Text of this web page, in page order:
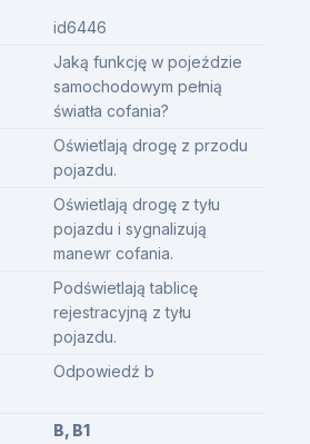
id6446
Jaką funkcję w pojeździe
samochodowym pełnią
światła cofania?
Oświetlają drogę z przodu
pojazdu.
Oświetlają drogę z tyłu
pojazdu i sygnalizują
manewr cofania.
Podświetlają tablicę
rejestracyjną z tyłu
pojazdu.
Odpowiedź b
B, B1